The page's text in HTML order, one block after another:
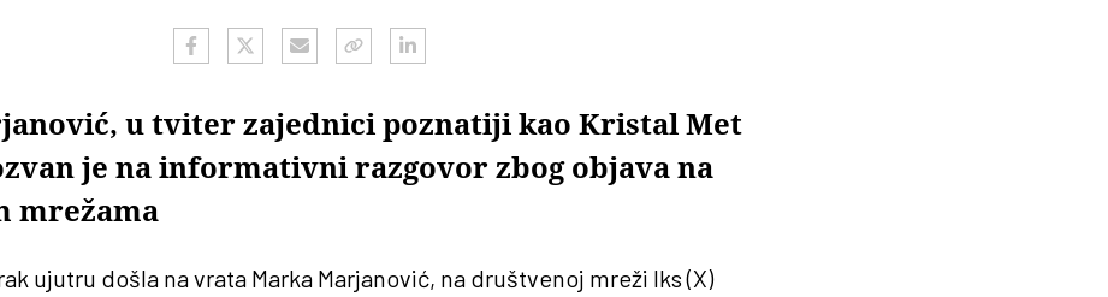
u tviter zajednici poznatiji kao Kristal Met
je na informativni razgovor zbog objava na
mrežama
ujutru došla na vrata Marka Marjanović, na društvenoj mreži Iks (X)